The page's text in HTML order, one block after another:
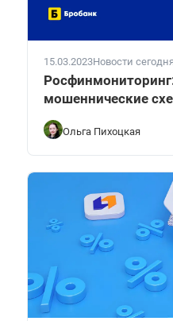
15.03.2023Новости сегодня
мошеннические
Ольга Пихоцкая